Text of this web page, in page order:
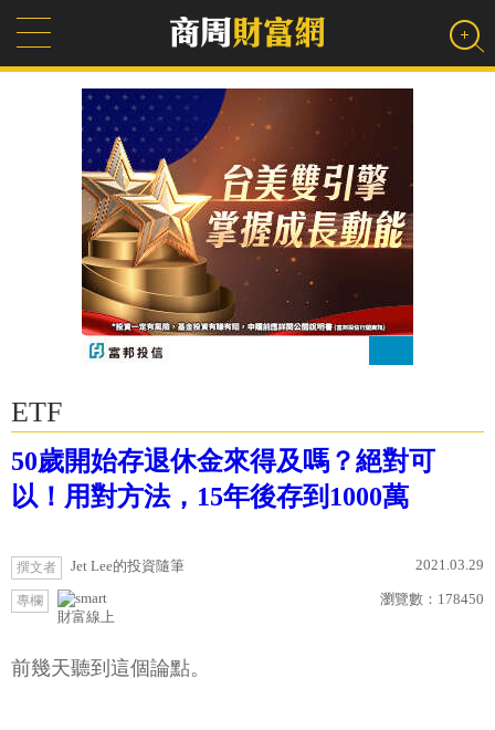
ETF
50歲開始存退休金來得及嗎？絕對可
以！用對方法，15年後存到1000萬
撰文者 Jet Lee的投資隨筆 2021.03.29
專欄
財富線上
瀏覽數： 178450
前幾天聽到這個論點。